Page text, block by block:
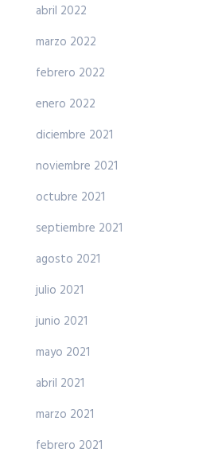
abril 2022
marzo 2022
febrero 2022
enero 2022
diciembre 2021
noviembre 2021
octubre 2021
septiembre 2021
agosto 2021
julio 2021
junio 2021
mayo 2021
abril 2021
marzo 2021
febrero 2021